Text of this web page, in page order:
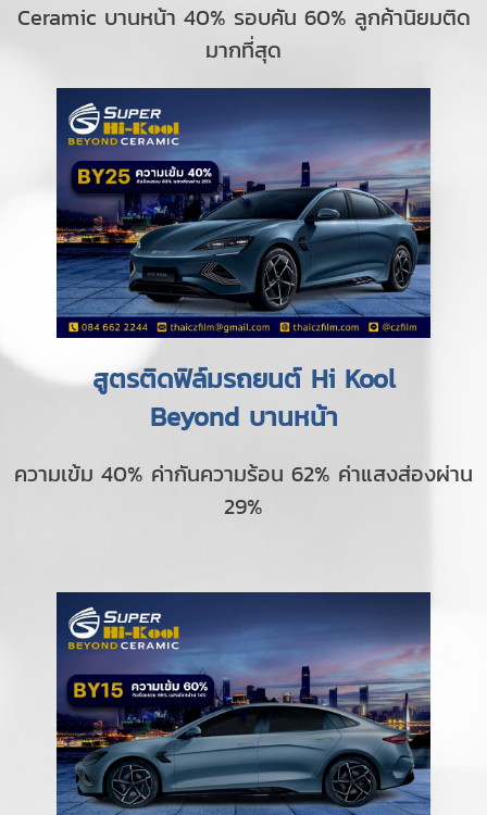
Ceramic บานหน้า 40% รอบคัน 60% ลูกค้านิยมติด
มากที่สุด
สูตรติดฟิล์มรถยนต์ Hi Kool
Beyond บานหน้า
ความเข้ม 40% ค่ากันความร้อน 62% ค่าแสงส่องผ่าน
29%